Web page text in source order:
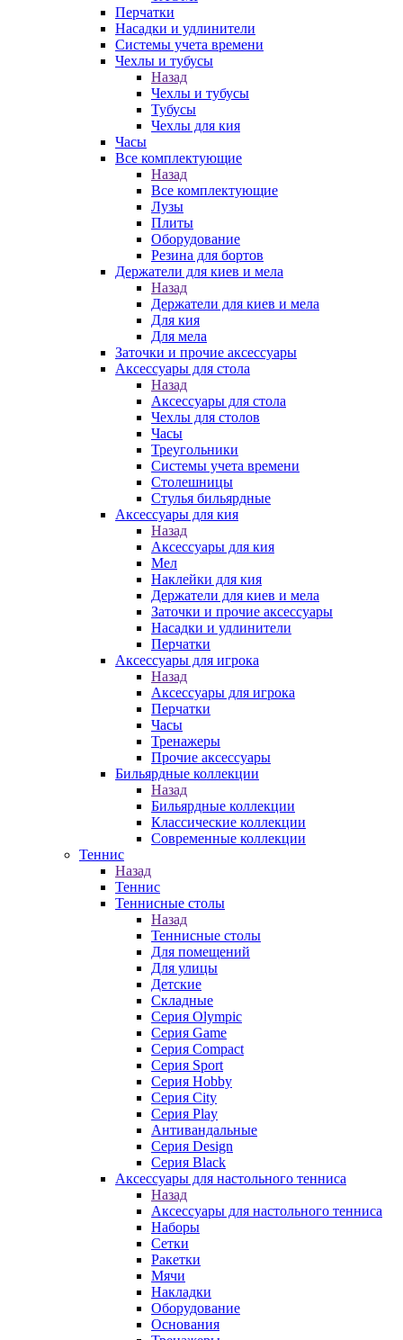
Перчатки
Насадки и удлинители
Системы учета времени
Чехлы и тубусы
Назад
Чехлы и тубусы
Тубусы
Чехлы для кия
Часы
Все комплектующие
Назад
Все комплектующие
Лузы
Плиты
Оборудование
Резина для бортов
Держатели для киев и мела
Назад
Держатели для киев и мела
Для кия
Для мела
Заточки и прочие аксессуары
Аксессуары для стола
Назад
Аксессуары для стола
Чехлы для столов
Часы
Треугольники
Системы учета времени
Столешницы
Стулья бильярдные
Аксессуары для кия
Назад
Аксессуары для кия
Мел
Наклейки для кия
Держатели для киев и мела
Заточки и прочие аксессуары
Насадки и удлинители
Перчатки
Аксессуары для игрока
Назад
Аксессуары для игрока
Перчатки
Часы
Тренажеры
Прочие аксессуары
Бильярдные коллекции
Назад
Бильярдные коллекции
Классические коллекции
Современные коллекции
Теннис
Назад
Теннис
Теннисные столы
Назад
Теннисные столы
Для помещений
Для улицы
Детские
Складные
Серия Olympic
Серия Game
Серия Compact
Серия Sport
Серия Hobby
Серия City
Серия Play
Антивандальные
Серия Design
Серия Black
Аксессуары для настольного тенниса
Назад
Аксессуары для настольного тенниса
Наборы
Сетки
Ракетки
Мячи
Накладки
Оборудование
Основания